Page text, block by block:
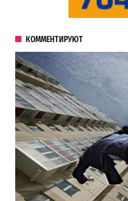
КОММЕНТИРУЮТ